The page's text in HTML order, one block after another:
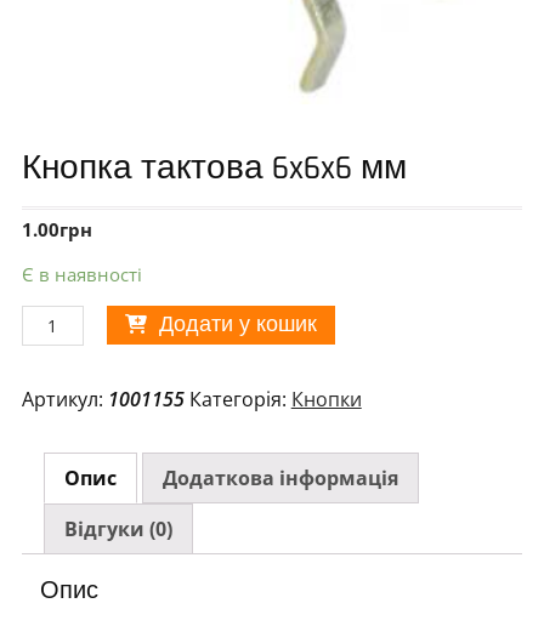
Кнопка тактова 6x6x6 мм
1.00грн
Є в наявності
Кнопка
тактова
мм
Додати у кошик
Артикул: 1001155 Категорія: Кнопки
Опис
Додаткова інформація
Відгуки (0)
Опис